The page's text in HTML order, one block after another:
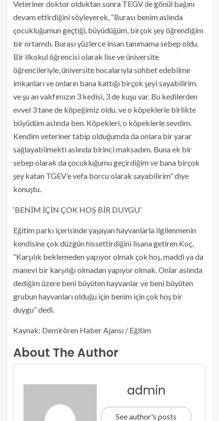
Veteriner doktor olduktan sonra TEGV ile gönül bağını
devam ettirdiğini söyleyerek, “Burası benim aslında
çocukluğumun geçtiği, büyüdüğüm, birçok şey öğrendiğim
bir ortamdı. Burası yüzlerce insan tanımama sebep oldu.
Bir ilkokul öğrencisi olarak lise ve üniversite
öğrencileriyle, üniversite hocalarıyla sohbet edebilme
imkanları ve onların bana kattığı birçok şeyi sayabilirim.
ve şu an vakfımızın 3 kedisi, 3 de kuşu var. Bu kedilerden
evvel 3 tane de köpeğimiz oldu. ve o köpeklerle birlikte
büyüdüm aslında ben. Köpekleri, o köpeklerle sevdim.
Kendim veteriner tabip olduğumda da onlara bir yarar
sağlayabilmekti aslında birinci maksadım. Buna ek bir
sebep olarak da çocukluğumu geçirdiğim ve bana birçok
şey katan TGEV’e vefa borcu olarak sayabilirim” diye
konuştu.
‘BENİM İÇİN ÇOK HOŞ BİR DUYGU’
Eğitim parkı içerisinde yaşayan hayvanlarla ilgilenmenin
kendisine çok düzgün hissettirdiğini lisana getiren Koç,
“Karşılık beklemeden yapıyor olmak çok hoş, maddi ya da
manevi bir karşılığı olmadan yapıyor olmak. Onlar aslında
dediğim üzere beni büyüten hayvanlar ve beni büyüten
grubun hayvanları olduğu için benim için çok hoş bir
duygu” dedi.
Kaynak: Demirören Haber Ajansı / Eğitim
About The Author
admin
See author's posts